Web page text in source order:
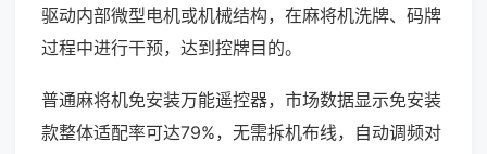
驱动内部微型电机或机械结构，在麻将机洗牌、码牌
过程中进行干预，达到控牌目的。
普通麻将机免安装万能遥控器，市场数据显示免安装
款整体适配率可达79%，无需拆机布线，自动调频对